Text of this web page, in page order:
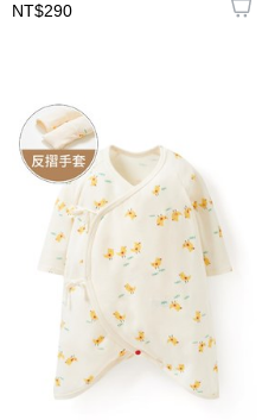
NT$290